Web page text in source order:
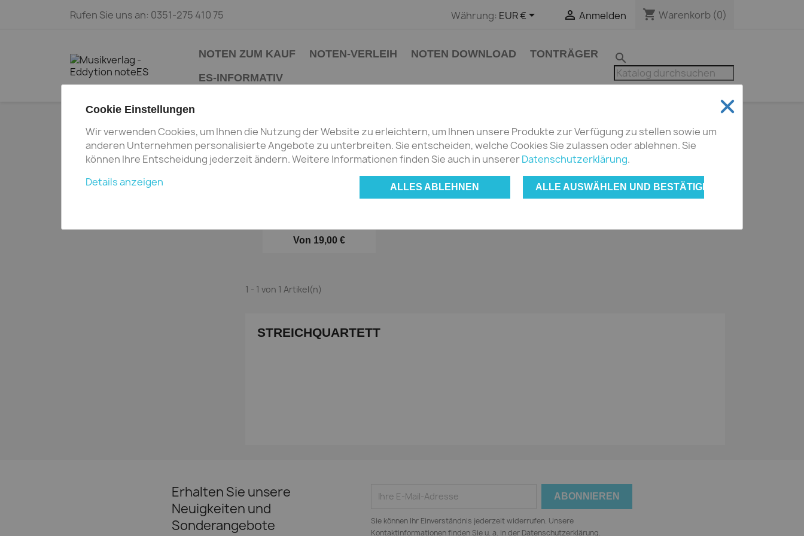
Rufen Sie uns an: 0351-275 410 75 Währung: EUR €  Anmelden shopping_cart Warenkorb (0)
NOTEN ZUM KAUF NOTEN-VERLEIH NOTEN DOWNLOAD
TONTRÄGER
ES-INFORMATIV
search
STREICHQUARTETT
KATEGORIE: STREICHQUARTETT
Sortiert
nach:
Preis (aufsteigend)
Von 19,00 €
1 - 1 von 1 Artikel(n)
STREICHQUARTETT
Erhalten Sie unsere
Neuigkeiten und
Sonderangebote
Sie können Ihr Einverständnis jederzeit widerrufen. Unsere
Kontaktinformationen finden Sie u. a. in der Datenschutzerklärung.
Cookie Einstellungen
Wir verwenden Cookies, um Ihnen die Nutzung der Website zu erleichtern, um Ihnen unsere Produkte zur Verfügung zu stellen sowie um
anderen Unternehmen personalisierte Angebote zu unterbreiten. Sie entscheiden, welche Cookies Sie zulassen oder ablehnen. Sie
können Ihre Entscheidung jederzeit ändern. Weitere Informationen finden Sie auch in unsererDatenschutzerklärung.
Details anzeigen
ALLES ABLEHNEN ALLE AUSWÄHLEN UND BESTÄTIGEN